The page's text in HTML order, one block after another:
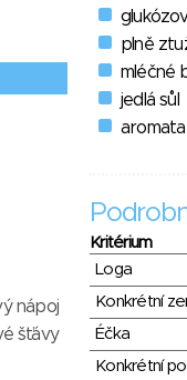
plně
mléčné
jedlá sůl
aromata
Kritérium
Loga
Konkrétní
Éčka
Konkrétní
nápoj
šťávy